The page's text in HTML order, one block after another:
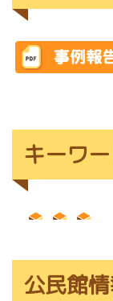
キーワ
公民館